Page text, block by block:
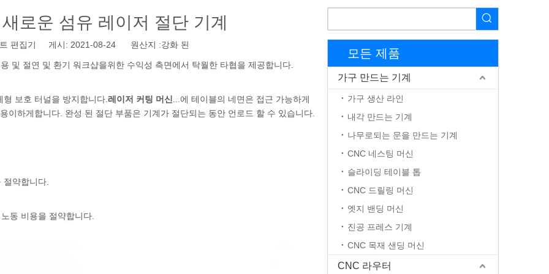
로운 섬유 레이저 절단 기계
편집기 게시: 2021-08-24 원산지 :강화 된
및 절연 및 환기 워크샵을위한 수익성 측면에서 탁월한 타협을 제공합니다.
보호 터널을 방지합니다. 레이저 커팅 머신
...에 테이블의 네면은 접근 가능하게
이하게합니다. 완성 된 절단 부품은 기계가 절단되는 동안 언로드 할 수 있습니다.
약합니다.
동 비용을 절약합니다.
모든 제품
가구 만드는 기계
가구 생산 라인
내각 만드는 기계
나무로되는 문을 만드는 기계
CNC 네스팅 머신
슬라이딩 테이블 톱
CNC 드릴링 머신
엣지 밴딩 머신
진공 프레스 기계
CNC 목재 샌딩 머신
CNC 라우터